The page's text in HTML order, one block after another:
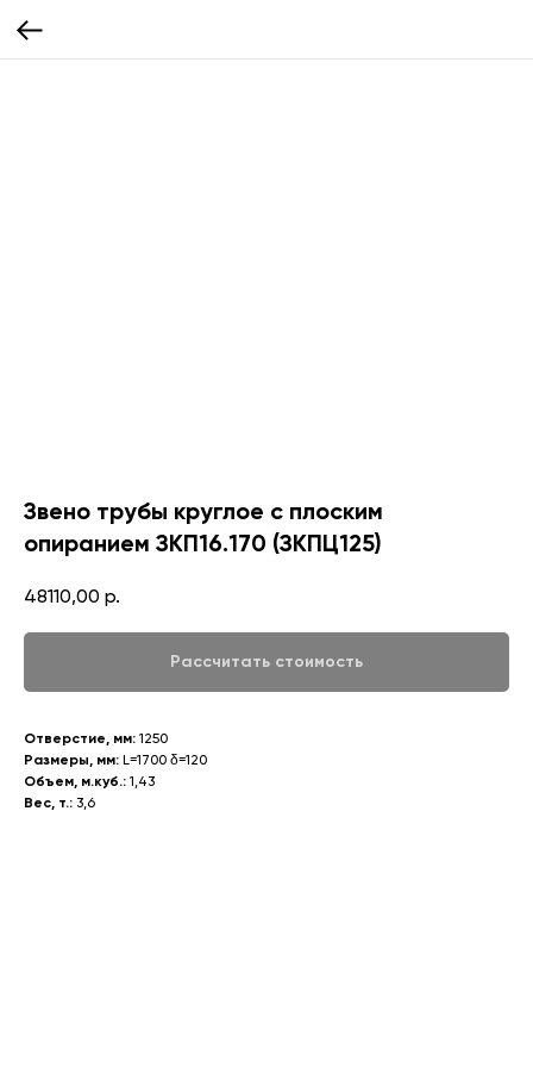
Звено трубы круглое с плоским
опиранием ЗКП16.170 (ЗКПЦ125)
48110,00 р.
Рассчитать стоимость
Отверстие, мм: 1250
Размеры, мм: L=1700 δ=120
Объем, м.куб.: 1,43
Вес, т.: 3,6